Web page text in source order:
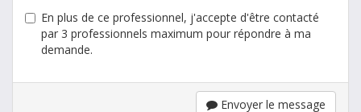
En plus de ce professionnel, j'accepte d'être contacté
par 3 professionnels maximum pour répondre à ma
demande.
Envoyer le message